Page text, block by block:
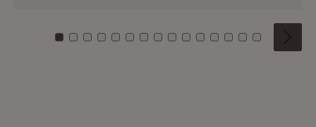
Zu Kachel: 0
Zu Kachel: 1
Zu Kachel: 2
Zu Kachel: 3
Zu Kachel: 4
Zu Kachel: 5
Zu Kachel: 6
Zu Kachel: 7
Zu Kachel: 8
Zu Kachel: 9
Zu Kachel: 10
Zu Kachel: 11
Zu Kachel: 12
Zu Kachel:
Zu